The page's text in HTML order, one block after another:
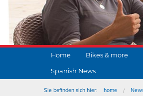
Home Bikes & more
Spanish News
Sie befinden sich hier: home